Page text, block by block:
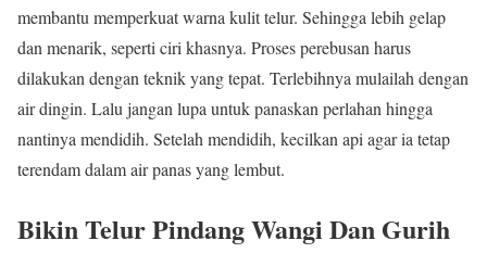
membantu memperkuat warna kulit telur. Sehingga lebih gelap
dan menarik, seperti ciri khasnya. Proses perebusan harus
dilakukan dengan teknik yang tepat. Terlebihnya mulailah dengan
air dingin. Lalu jangan lupa untuk panaskan perlahan hingga
nantinya mendidih. Setelah mendidih, kecilkan api agar ia tetap
terendam dalam air panas yang lembut.
Bikin Telur Pindang Wangi Dan Gurih